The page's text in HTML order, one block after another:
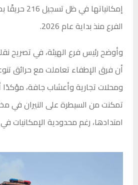
إمكانياتها
الفرع منذ بداية عام 2026.
وأوضح رئيس فرع الهيئة، في تصريح نقلته
أن فرق الإطفاء تعاملت مع حرائق
ومحلات تجارية وأعشاب جافة، مؤكدًا
تمكنت من السيطرة على النيران في
امتدادها، رغم محدودية الإمكانيات